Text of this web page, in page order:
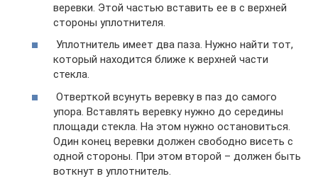
веревки. Этой частью вставить ее в с верхней
стороны уплотнителя.
​ Уплотнитель имеет два паза. Нужно найти тот,
который находится ближе к верхней части
стекла.
​ Отверткой всунуть веревку в паз до самого
упора. Вставлять веревку нужно до середины
площади стекла. На этом нужно остановиться.
Один конец веревки должен свободно висеть с
одной стороны. При этом второй – должен быть
воткнут в уплотнитель.